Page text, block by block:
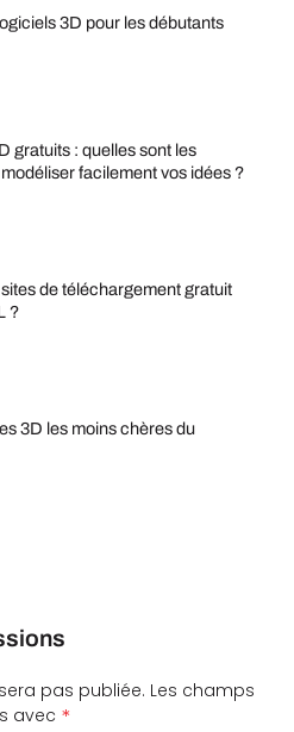
3D pour les débutants
gratuits : quelles sont les
facilement vos idées ?
de téléchargement gratuit
?
3D les moins chères du
pas publiée. Les champs
avec *